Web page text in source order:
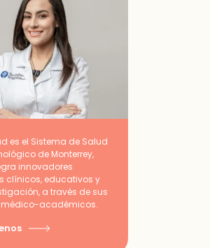
es el Sistema de Salud
de Monterrey,
innovadores
clínicos, educativos y
a través de sus
médico-académicos.